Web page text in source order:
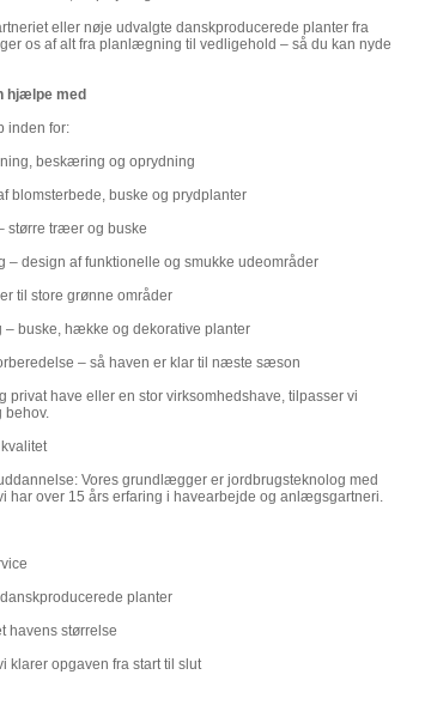
eller nøje udvalgte danskproducerede planter fra
os af alt fra planlægning til vedligehold – så du kan nyde
hjælpe med
inden for:
beskæring og oprydning
blomsterbede, buske og prydplanter
træer og buske
design af funktionelle og smukke udeområder
til store grønne områder
buske, hække og dekorative planter
– så haven er klar til næste sæson
privat have eller en stor virksomhedshave, tilpasser vi
behov.
Vores grundlægger er jordbrugsteknolog med
har over 15 års erfaring i havearbejde og anlægsgartneri.
planter
havens størrelse
klarer opgaven fra start til slut